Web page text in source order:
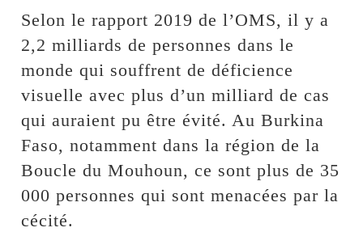
Selon le rapport 2019 de l’OMS, il y a
2,2 milliards de personnes dans le
monde qui souffrent de déficience
visuelle avec plus d’un milliard de cas
qui auraient pu être évité. Au Burkina
Faso, notamment dans la région de la
Boucle du Mouhoun, ce sont plus de 35
000 personnes qui sont menacées par la
cécité.